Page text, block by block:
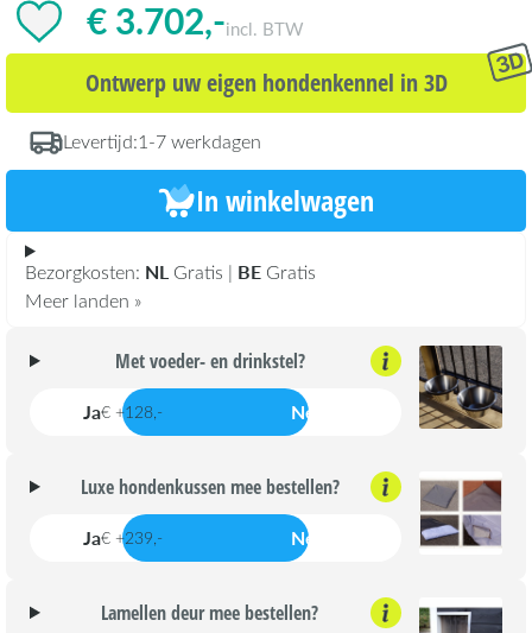
€ 3.702,-incl. BTW
Ontwerp uw eigen hondenkennel in 3D
Levertijd:1-7 werkdagen
In winkelwagen
Bezorgkosten: NL Gratis | BE Gratis
Meer landen »
Met voeder- en drinkstel?
Ja€ +128,- Nee
Luxe hondenkussen mee bestellen?
Ja€ +239,- Nee
Lamellen deur mee bestellen?